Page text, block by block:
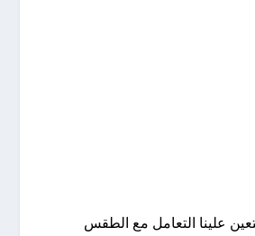
علينا التعامل مع الطقس